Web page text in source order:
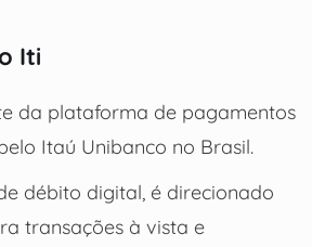
Iti
da plataforma de pagamentos
Itaú Unibanco no Brasil.
débito digital, é direcionado
transações à vista e